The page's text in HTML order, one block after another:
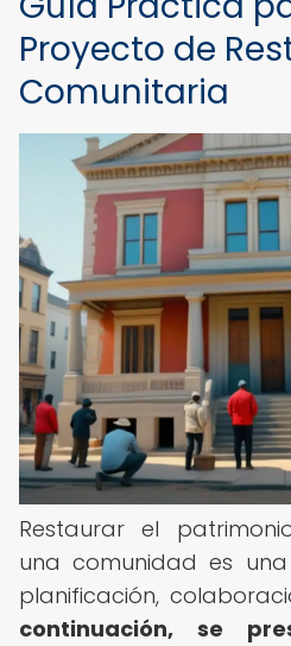
Proyecto de
Comunitaria
Restaurar el
una comunidad es
planificación,
continuación, se